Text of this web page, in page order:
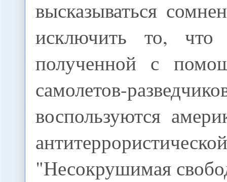
высказываться
исключить то, что
полученной с
самолетов-
воспользуются
"Несокрушимая